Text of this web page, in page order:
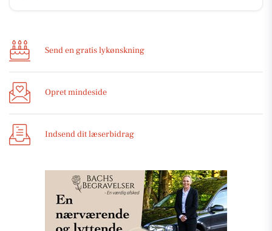
Send en gratis lykønskning
Opret mindeside
Indsend dit læserbidrag